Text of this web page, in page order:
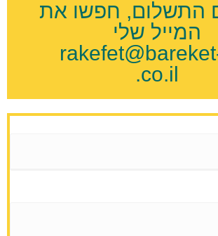
התשלום, חפשו את
המייל שלי
.co.il